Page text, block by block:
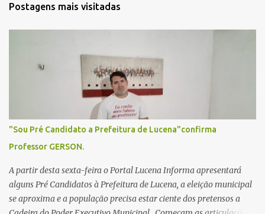
r
Postagens mais visitadas
"Sou Pré Candidato a Prefeitura de Lucena"confirma
Professor GERSON.
A partir desta sexta-feira o Portal Lucena Informa apresentará
alguns Pré Candidatos à Prefeitura de Lucena, a eleição municipal
se aproxima e a população precisa estar ciente dos pretensos a